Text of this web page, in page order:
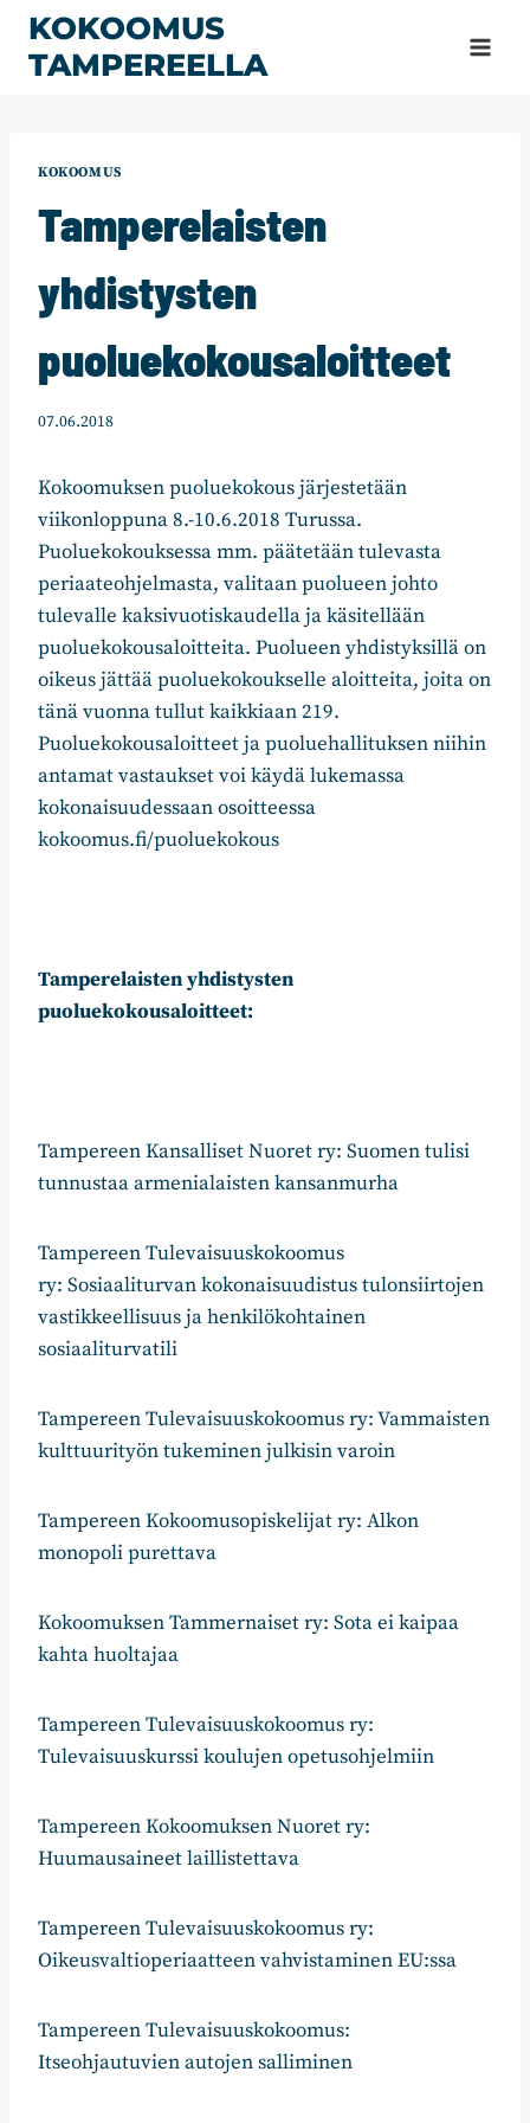
Siirry
sisältöön
KOKOOMUS
TAMPEREELLA
KOKOOMUS
Tamperelaisten
yhdistysten
puoluekokousaloitteet
07.06.2018
Kokoomuksen puoluekokous järjestetään
viikonloppuna 8.-10.6.2018 Turussa.
Puoluekokouksessa mm. päätetään tulevasta
periaateohjelmasta, valitaan puolueen johto
tulevalle kaksivuotiskaudella ja käsitellään
puoluekokousaloitteita. Puolueen yhdistyksillä on
oikeus jättää puoluekokoukselle aloitteita, joita on
tänä vuonna tullut kaikkiaan 219.
Puoluekokousaloitteet ja puoluehallituksen niihin
antamat vastaukset voi käydä lukemassa
kokonaisuudessaan osoitteessa
kokoomus.fi/puoluekokous
Tamperelaisten yhdistysten
puoluekokousaloitteet:
Tampereen Kansalliset Nuoret ry: Suomen tulisi
tunnustaa armenialaisten kansanmurha
Tampereen Tulevaisuuskokoomus
ry: Sosiaaliturvan kokonaisuudistus tulonsiirtojen
vastikkeellisuus ja henkilökohtainen
sosiaaliturvatili
Tampereen Tulevaisuuskokoomus ry: Vammaisten
kulttuurityön tukeminen julkisin varoin
Tampereen Kokoomusopiskelijat ry: Alkon
monopoli purettava
Kokoomuksen Tammernaiset ry: Sota ei kaipaa
kahta huoltajaa
Tampereen Tulevaisuuskokoomus ry:
Tulevaisuuskurssi koulujen opetusohjelmiin
Tampereen Kokoomuksen Nuoret ry:
Huumausaineet laillistettava
Tampereen Tulevaisuuskokoomus ry:
Oikeusvaltioperiaatteen vahvistaminen EU:ssa
Tampereen Tulevaisuuskokoomus:
Itseohjautuvien autojen salliminen